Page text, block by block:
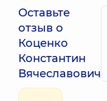
Оставьте
отзыв о
Коценко
Константин
Вячеславович